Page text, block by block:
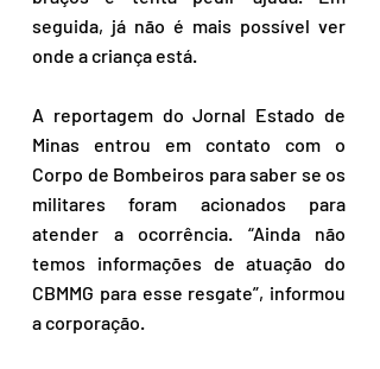
seguida, já não é mais possível ver
onde a criança está.
A reportagem do Jornal Estado de
Minas entrou em contato com o
Corpo de Bombeiros para saber se os
militares foram acionados para
atender a ocorrência. “Ainda não
temos informações de atuação do
CBMMG para esse resgate”, informou
a corporação.